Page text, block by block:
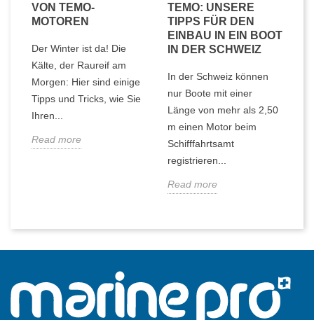
VON TEMO-
MOTOREN
Der Winter ist da! Die
Kälte, der Raureif am
Morgen: Hier sind einige
Tipps und Tricks, wie Sie
Ihren...
Read more
TEMO: UNSERE
TIPPS FÜR DEN
EINBAU IN EIN BOOT
IN DER SCHWEIZ
In der Schweiz können
nur Boote mit einer
Länge von mehr als 2,50
m einen Motor beim
Schifffahrtsamt
registrieren...
Read more